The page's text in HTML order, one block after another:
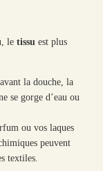
le tissuest plus
la douche, la
se gorge d’eau ou
ou vos laques
peuvent
textiles.